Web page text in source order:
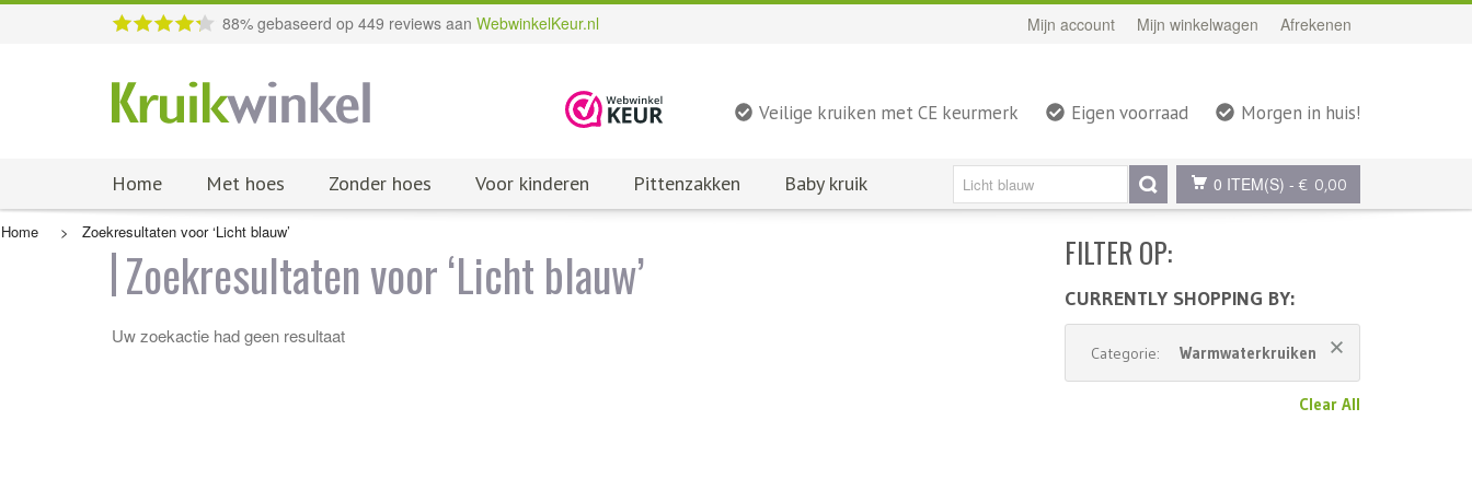
88% gebaseerd op 449 reviews aan WebwinkelKeur.nl Mijn account Mijn winkelwagen Afrekenen
Veilige kruiken met CE keurmerk Eigen voorraad Morgen in huis!
Home Met hoes Zonder hoes Voor kinderen Pittenzakken Baby kruik 0 ITEM(S) - € 0,00
Home > Zoekresultaten voor ‘Licht blauw’
Zoekresultaten voor ‘Licht blauw’
Uw zoekactie had geen resultaat
FILTER OP:
CURRENTLY SHOPPING BY:
Categorie: Warmwaterkruiken
Clear All